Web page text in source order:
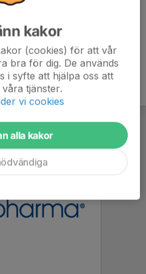
kakor
(cookies) för att vår
bra för dig. De används
i syfte att hjälpa oss att
tjänster.
vi cookies
alla kakor